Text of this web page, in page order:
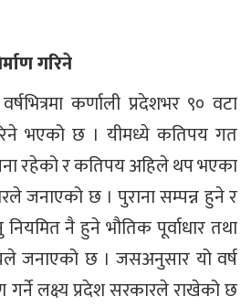
गरिने
कर्णाली प्रदेशभर ९० वटा
भएको छ । यीमध्ये कतिपय गत
रहेको र कतिपय अहिले थप भएका
जनाएको छ । पुराना सम्पन्न हुने र
नै हुने भौतिक पूर्वाधार तथा
जनाएको छ । जसअनुसार यो वर्ष
गर्ने लक्ष्य प्रदेश सरकारले राखेको छ